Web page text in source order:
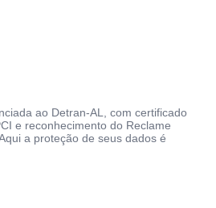
ao Detran-AL, com certificado
e reconhecimento do Reclame
a proteção de seus dados é